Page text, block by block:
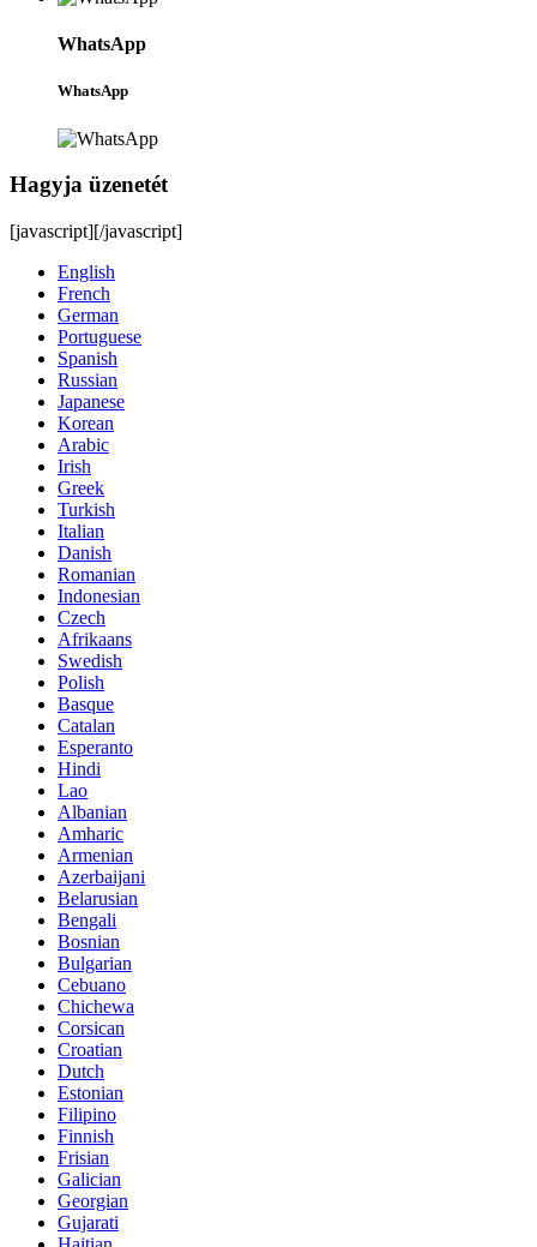
WhatsApp
WhatsApp
Hagyja üzenetét
[javascript][/javascript]
English
French
German
Portuguese
Spanish
Russian
Japanese
Korean
Arabic
Irish
Greek
Turkish
Italian
Danish
Romanian
Indonesian
Czech
Afrikaans
Swedish
Polish
Basque
Catalan
Esperanto
Hindi
Lao
Albanian
Amharic
Armenian
Azerbaijani
Belarusian
Bengali
Bosnian
Bulgarian
Cebuano
Chichewa
Corsican
Croatian
Dutch
Estonian
Filipino
Finnish
Frisian
Galician
Georgian
Gujarati